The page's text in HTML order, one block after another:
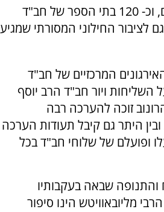
כאלף משפחות שלוחים, וכ- 120 בתי הספר של חב"ד
לציבור החילוני המסורתי שמגיע
המרכזיים של חב"ד
ויור חב"ד הרב יוסף
זוכה להערכה רבה
היתר גם קיבל תעודות הערכה
ופועלם של שלוחי חב"ד בכל
שבאה בעקבותיו
מליובאוויטש הינו סיפור